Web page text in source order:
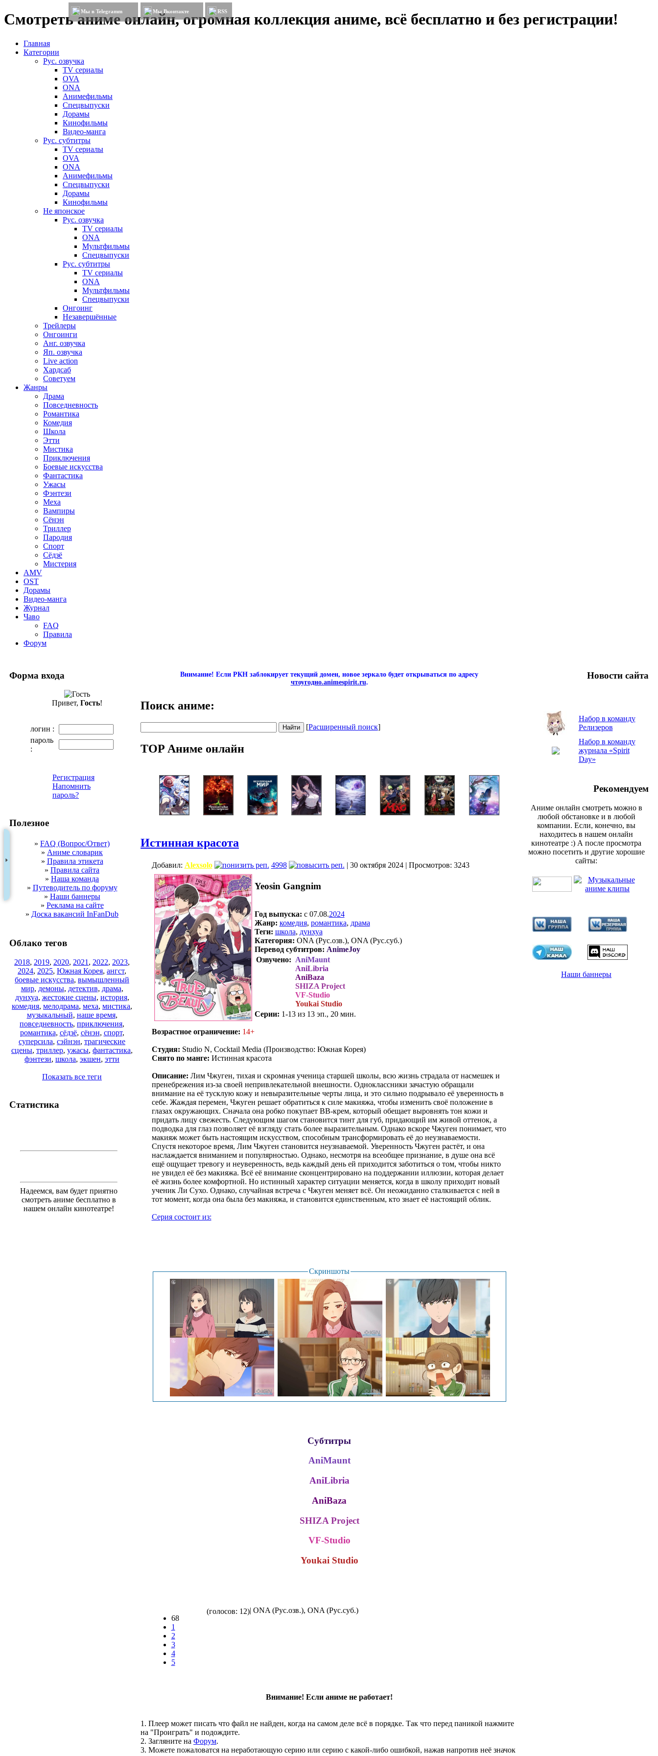
Смотреть аниме онлайн, огромная коллекция аниме, всё бесплатно и без регистрации!
Мы в Telegramm Мы Вконтакте RSS
Главная
Категории
Рус. озвучка
TV сериалы
OVA
ONA
Анимефильмы
Спецвыпуски
Дорамы
Кинофильмы
Видео-манга
Рус. субтитры
TV сериалы
OVA
ONA
Анимефильмы
Спецвыпуски
Дорамы
Кинофильмы
Не японское
Рус. озвучка
TV сериалы
ONA
Мультфильмы
Спецвыпуски
Рус. субтитры
TV сериалы
ONA
Мультфильмы
Спецвыпуски
Онгоинг
Незавершённые
Трейлеры
Онгоинги
Анг. озвучка
Яп. озвучка
Live action
Хардсаб
Советуем
Жанры
Драма
Повседневность
Романтика
Комедия
Школа
Этти
Мистика
Приключения
Боевые искусства
Фантастика
Ужасы
Фэнтези
Меха
Вампиры
Сёнэн
Триллер
Пародия
Спорт
Сёдзё
Мистерия
AMV
OST
Дорамы
Видео-манга
Журнал
Чаво
FAQ
Правила
Форум
Форма входа
Привет, Гость!
логин :
пароль
:
Регистрация
Напомнить
пароль?
Полезное
» FAQ (Вопрос/Ответ)
» Аниме словарик
» Правила этикета
» Правила сайта
» Наша команда
» Путеводитель по форуму
» Наши баннеры
» Реклама на сайте
» Доска вакансий InFanDub
Облако тегов
2018, 2019, 2020, 2021 , 2022, 2023,
2024, 2025, Южная Корея, ангст,
боевые искусства, вымышленный
мир, демоны, детектив, драма,
дунхуа, жестокие сцены, история,
комедия, мелодрама, меха, мистика,
музыкальный, наше время,
повседневность, приключения,
романтика, сёдзё, сёнэн, спорт,
суперсила, сэйнэн, трагические
сцены, триллер, ужасы, фантастика,
фэнтези, школа, экшен, этти
Показать все теги
Статистика
Надеемся, вам будет приятно
смотреть аниме бесплатно в
нашем онлайн кинотеатре!
Внимание! Если РКН заблокирует текущий домен, новое зеркало будет открываться по адресу
чтоугодно.animespirit.ru.
Поиск аниме:
[Расширенный поиск]
TOP Аниме онлайн
Истинная красота
Добавил: Alexsolo 4998 | 30 октября 2024 | Просмотров: 3243
Yeosin Gangnim
Год выпуска: c 07.08.2024
Жанр: комедия, романтика, драма
Теги: школа, дунхуа
Категория: ONA (Рус.озв.), ONA (Рус.суб.)
Перевод субтитров: AnimeJoy
Озвучено: AniMaunt
AniLibria
AniBaza
SHIZA Project
VF-Studio
Youkai Studio
Серии: 1-13 из 13 эп., 20 мин.
Возрастное ограничение: 14+
Студия: Studio N, Cocktail Media (Производство: Южная Корея)
Снято по манге: Истинная красота
Описание: Лим Чжуген, тихая и скромная ученица старшей школы, всю жизнь страдала от насмешек и
пренебрежения из-за своей непривлекательной внешности. Одноклассники зачастую обращали
внимание на её тусклую кожу и невыразительные черты лица, и это сильно подрывало её уверенность в
себе. Жаждая перемен, Чжуген решает обратиться к силе макияжа, чтобы изменить своё положение в
глазах окружающих. Сначала она робко покупает BB-крем, который обещает выровнять тон кожи и
придать лицу свежесть. Следующим шагом становится тинт для губ, придающий им живой оттенок, а
подводка для глаз позволяет её взгляду стать более выразительным. Однако вскоре Чжуген понимает, что
макияж может быть настоящим искусством, способным трансформировать её до неузнаваемости.
Спустя некоторое время, Лим Чжуген становится неузнаваемой. Уверенность Чжуген растёт, и она
наслаждается вниманием и популярностью. Однако, несмотря на всеобщее признание, в душе она всё
ещё ощущает тревогу и неуверенность, ведь каждый день ей приходится заботиться о том, чтобы никто
не увидел её без макияжа. Всё её внимание сконцентрировано на поддержании иллюзии, которая делает
её жизнь более комфортной. Но истинный характер ситуации меняется, когда в школу приходит новый
ученик Ли Сухо. Однако, случайная встреча с Чжуген меняет всё. Он неожиданно сталкивается с ней в
тот момент, когда она была без макияжа, и становится единственным, кто знает её настоящий облик.
Серия состоит из:
Скриншоты
Субтитры
AniMaunt
AniLibria
AniBaza
SHIZA Project
VF-Studio
Youkai Studio
68
1
2
3
4
5
(голосов: 12)| ONA (Рус.озв.), ONA (Рус.суб.)
Внимание! Если аниме не работает!
1. Плеер может писать что файл не найден, когда на самом деле всё в порядке. Так что перед паникой нажмите
на "Проиграть" и подождите.
2. Загляните на Форум.
3. Можете пожаловатся на неработающую серию или серию с какой-либо ошибкой, нажав напротив неё значок
Новости сайта
Набор в команду
Релизеров
Набор в команду
журнала «Spirit
Day»
Рекомендуем
Аниме онлайн смотреть можно в
любой обстановке и в любой
компании. Если, конечно, вы
находитесь в нашем онлайн
кинотеатре :) А после просмотра
можно посетить и другие хорошие
сайты:
Наши баннеры